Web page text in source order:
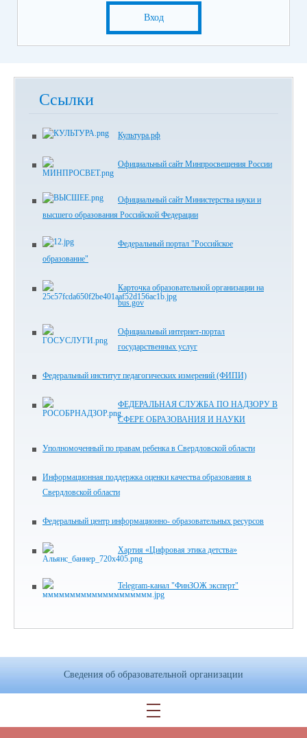
Вход
Ссылки
Культура.рф
Официальный сайт Минпросвещения России
Официальный сайт Министерства науки и
высшего образования Российской Федерации
Федеральный портал "Российское
образование"
Карточка образовательной организации на
bus.gov
Официальный интернет-портал
государственных услуг
Федеральный институт педагогических измерений (ФИПИ)
ФЕДЕРАЛЬНАЯ СЛУЖБА ПО НАДЗОРУ В
СФЕРЕ ОБРАЗОВАНИЯ И НАУКИ
Уполномоченный по правам ребенка в Свердловской области
Информационная поддержка оценки качества образования в
Свердловской области
Федеральный центр информационно- образовательных ресурсов
Хартия «Цифровая этика детства»
Telegram-канал "ФинЗОЖ эксперт"
Сведения об образовательной организации